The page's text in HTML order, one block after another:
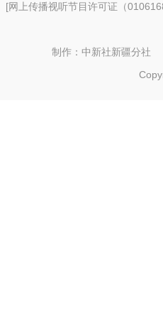
[网上传播视听节目许可证（
制作：中新社新疆分